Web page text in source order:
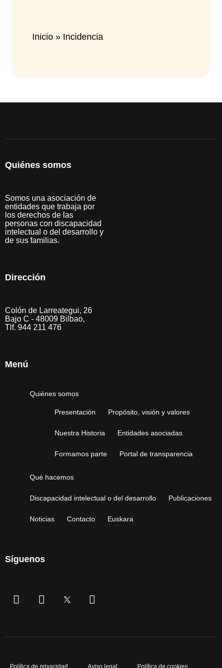
Inicio » Incidencia
Quiénes somos
Somos una asociación de
entidades que trabaja por
los derechos de las
personas con discapacidad
intelectual o del desarrollo y
de sus familias.
Dirección
Colón de Larreategui, 26
Bajo C - 48009 Bilbao,
Tlf. 944 211 476
Menú
Quiénes somos
Presentación Propósito, visión y valores
Nuestra Historia Entidades asociadas
Formamos parte Portal de transparencia
Qué hacemos
Discapacidad intelectual o del desarrollo Publicaciones
Noticias Contacto Euskara
Síguenos